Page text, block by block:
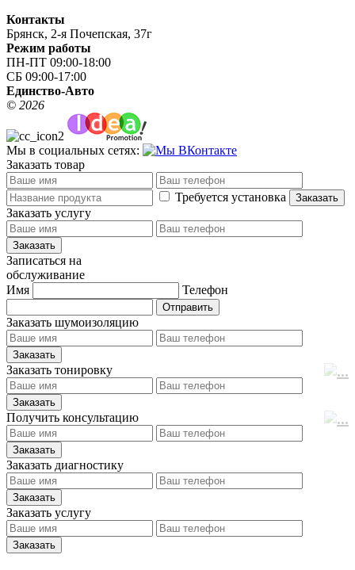
Контакты
Брянск, 2-я Почепская, 37г
Режим работы
ПН-ПТ 09:00-18:00
СБ 09:00-17:00
Единство-Авто
© 2026
Мы в социальных сетях:
Заказать товар
Требуется установка
Заказать услугу
Записаться на
обслуживание
Имя
Телефон
Заказать шумоизоляцию
Заказать тонировку
Получить консультацию
Заказать диагностику
Заказать услугу